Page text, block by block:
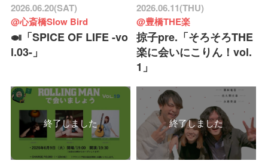
2026.06.20(SAT)
@心斎橋Slow Bird
🍛「SPICE OF LIFE -vo
l.03-」
2026.06.11(THU)
@豊橋THE楽
掠子pre.「そろそろTHE
楽に会いにこりん！vol.
1」
終了しました 終了しました